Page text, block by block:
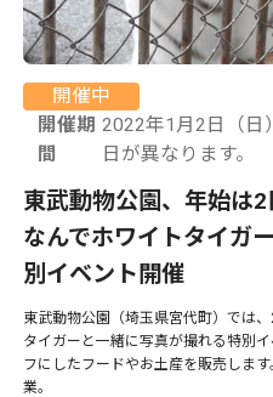
開催中
開催期
間
2022年1月2日（
日が異なります。
東武動物公園、年始は
なんでホワイトタイガ
別イベント開催
東武動物公園（埼玉県宮代町）では
タイガーと一緒に写真が撮れる特別
フにしたフードやお土産を販売しま
業。